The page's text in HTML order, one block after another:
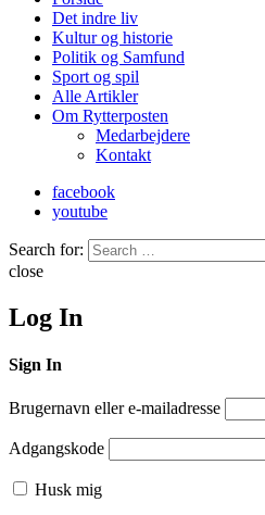
Det indre liv
Kultur og historie
Politik og Samfund
Sport og spil
Alle Artikler
Om Rytterposten
Medarbejdere
Kontakt
facebook
youtube
Search for:
close
Log In
Sign In
Brugernavn eller e-mailadresse
Adgangskode
Husk mig